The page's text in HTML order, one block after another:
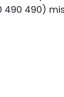
490 490)